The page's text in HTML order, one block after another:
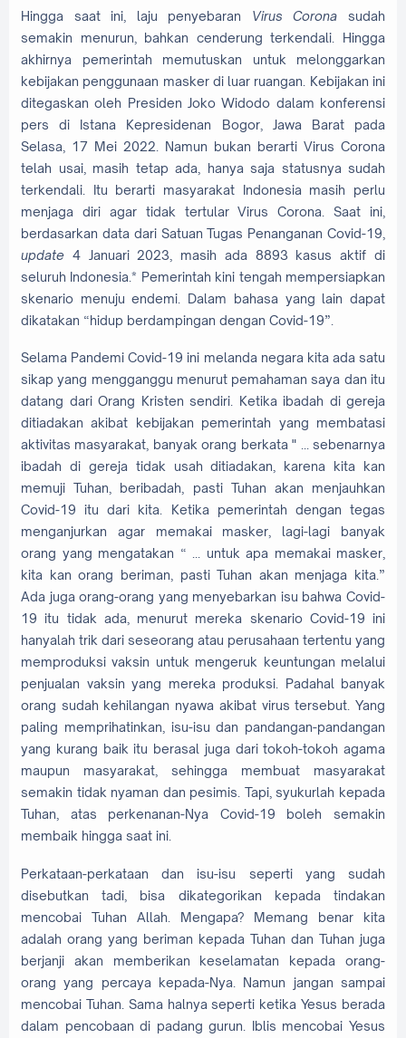
Hingga saat ini, laju penyebaran Virus Corona sudah
semakin menurun, bahkan cenderung terkendali. Hingga
akhirnya pemerintah memutuskan untuk melonggarkan
kebijakan penggunaan masker di luar ruangan. Kebijakan ini
ditegaskan oleh Presiden Joko Widodo dalam konferensi
pers di Istana Kepresidenan Bogor, Jawa Barat pada
Selasa, 17 Mei 2022. Namun bukan berarti Virus Corona
telah usai, masih tetap ada, hanya saja statusnya sudah
terkendali. Itu berarti masyarakat Indonesia masih perlu
menjaga diri agar tidak tertular Virus Corona. Saat ini,
berdasarkan data dari Satuan Tugas Penanganan Covid-19,
update 4 Januari 2023, masih ada 8893 kasus aktif di
seluruh Indonesia.* Pemerintah kini tengah mempersiapkan
skenario menuju endemi. Dalam bahasa yang lain dapat
dikatakan “hidup berdampingan dengan Covid-19”.
Selama Pandemi Covid-19 ini melanda negara kita ada satu
sikap yang mengganggu menurut pemahaman saya dan itu
datang dari Orang Kristen sendiri. Ketika ibadah di gereja
ditiadakan akibat kebijakan pemerintah yang membatasi
aktivitas masyarakat, banyak orang berkata " ... sebenarnya
ibadah di gereja tidak usah ditiadakan, karena kita kan
memuji Tuhan, beribadah, pasti Tuhan akan menjauhkan
Covid-19 itu dari kita. Ketika pemerintah dengan tegas
menganjurkan agar memakai masker, lagi-lagi banyak
orang yang mengatakan “ ... untuk apa memakai masker,
kita kan orang beriman, pasti Tuhan akan menjaga kita.”
Ada juga orang-orang yang menyebarkan isu bahwa Covid-
19 itu tidak ada, menurut mereka skenario Covid-19 ini
hanyalah trik dari seseorang atau perusahaan tertentu yang
memproduksi vaksin untuk mengeruk keuntungan melalui
penjualan vaksin yang mereka produksi. Padahal banyak
orang sudah kehilangan nyawa akibat virus tersebut. Yang
paling memprihatinkan, isu-isu dan pandangan-pandangan
yang kurang baik itu berasal juga dari tokoh-tokoh agama
maupun masyarakat, sehingga membuat masyarakat
semakin tidak nyaman dan pesimis. Tapi, syukurlah kepada
Tuhan, atas perkenanan-Nya Covid-19 boleh semakin
membaik hingga saat ini.
Perkataan-perkataan dan isu-isu seperti yang sudah
disebutkan tadi, bisa dikategorikan kepada tindakan
mencobai Tuhan Allah. Mengapa? Memang benar kita
adalah orang yang beriman kepada Tuhan dan Tuhan juga
berjanji akan memberikan keselamatan kepada orang-
orang yang percaya kepada-Nya. Namun jangan sampai
mencobai Tuhan. Sama halnya seperti ketika Yesus berada
dalam pencobaan di padang gurun. Iblis mencobai Yesus